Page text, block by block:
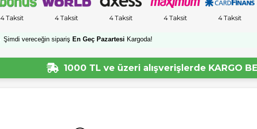
4 Taksit 4 Taksit 4 Taksit 4 Taksit 4 Taksit
Şimdi vereceğin sipariş En Geç Pazartesi Kargoda!
1000 TL ve üzeri alışverişlerde KARGO